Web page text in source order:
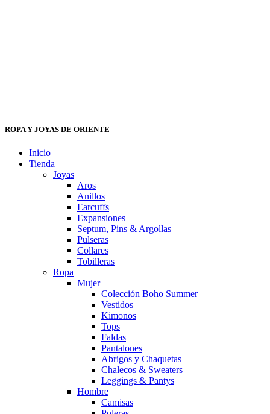
ROPA Y JOYAS DE ORIENTE
Inicio
Tienda
Joyas
Aros
Anillos
Earcuffs
Expansiones
Septum, Pins & Argollas
Pulseras
Collares
Tobilleras
Ropa
Mujer
Colección Boho Summer
Vestidos
Kimonos
Tops
Faldas
Pantalones
Abrigos y Chaquetas
Chalecos & Sweaters
Leggings & Pantys
Hombre
Camisas